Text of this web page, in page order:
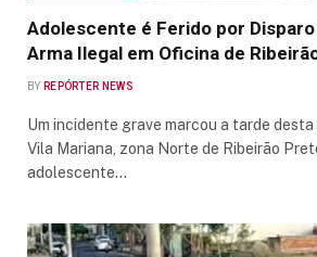
Adolescente é Ferido por
Arma Ilegal em Oficina de
BY REPÓRTER NEWS
Um incidente grave marcou a tarde
Vila Mariana, zona Norte de Ribeirão
adolescente…